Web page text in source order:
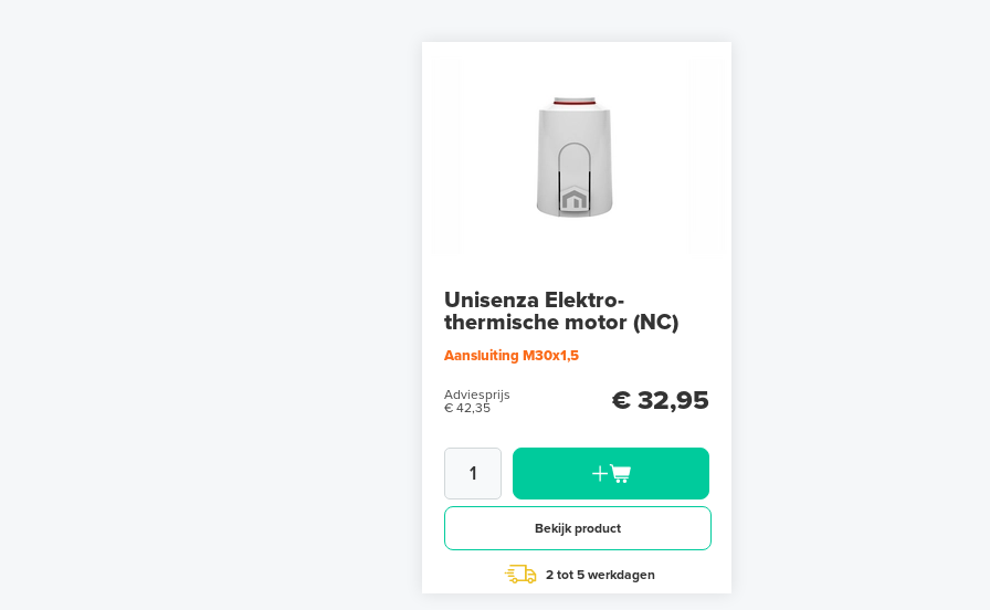
Unisenza Elektro-
thermische motor (NC)
Aansluiting M30x1,5
Adviesprijs
€ 42,35
€ 32,95
Bekijk product
2 tot 5 werkdagen